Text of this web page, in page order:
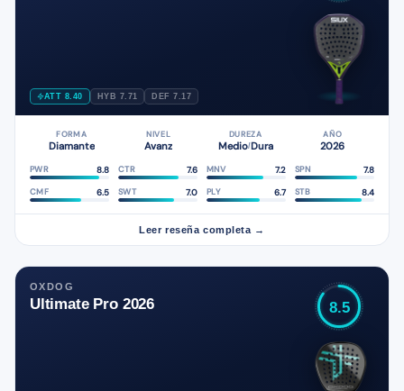
ATT 8.40 HYB 7.71 DEF 7.17
FORMA
Diamante
NIVEL
Avanz
DUREZA
Medio/Dura
AÑO
2026
PWR 8.8 CTR 7.6 MNV 7.2 SPN 7.8
CMF 6.5 SWT 7.0 PLY 6.7 STB 8.4
Leer reseña completa →
OXDOG
Ultimate Pro 2026 8.5